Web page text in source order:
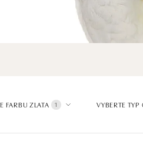
FARBU ZLATA 1 VYBERTE